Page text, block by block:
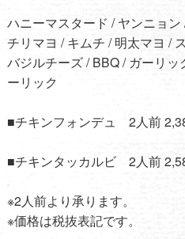
ハニーマスタード / ヤンニョ
チリマヨ / キムチ / 明太マヨ /
バジルチーズ / BBQ / ガーリ
ーリック
■チキンフォンデュ 2人前
■チキンタッカルビ 2人前
※2人前より承ります。
※価格は税抜表記です。